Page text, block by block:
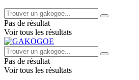
Pas de résultat
Voir tous les résultats
Pas de résultat
Voir tous les résultats